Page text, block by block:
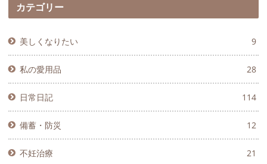
カテゴリー
美しくなりたい 9
私の愛用品 28
日常日記 114
備蓄・防災 12
不妊治療 21